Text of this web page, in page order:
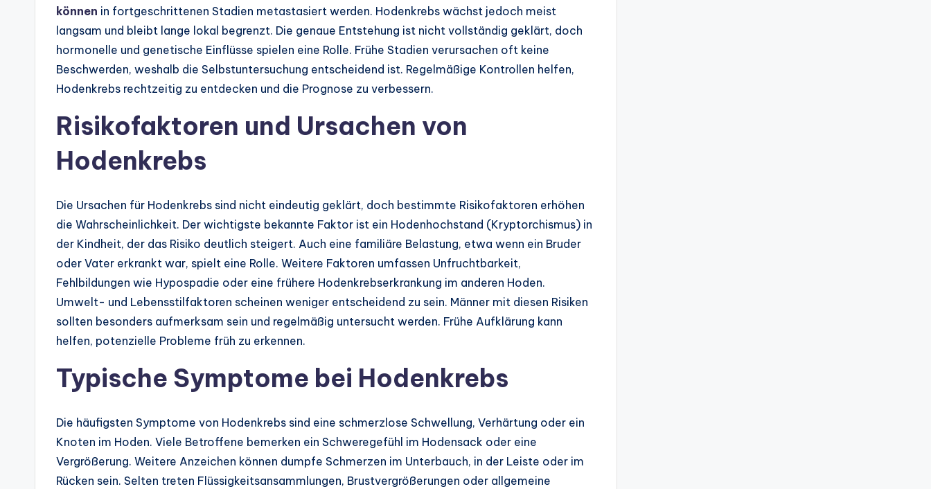
können in fortgeschrittenen Stadien metastasiert werden. Hodenkrebs wächst jedoch meist
langsam und bleibt lange lokal begrenzt. Die genaue Entstehung ist nicht vollständig geklärt, doch
hormonelle und genetische Einflüsse spielen eine Rolle. Frühe Stadien verursachen oft keine
Beschwerden, weshalb die Selbstuntersuchung entscheidend ist. Regelmäßige Kontrollen helfen,
Hodenkrebs rechtzeitig zu entdecken und die Prognose zu verbessern.
Risikofaktoren und Ursachen von
Hodenkrebs
Die Ursachen für Hodenkrebs sind nicht eindeutig geklärt, doch bestimmte Risikofaktoren erhöhen
die Wahrscheinlichkeit. Der wichtigste bekannte Faktor ist ein Hodenhochstand (Kryptorchismus) in
der Kindheit, der das Risiko deutlich steigert. Auch eine familiäre Belastung, etwa wenn ein Bruder
oder Vater erkrankt war, spielt eine Rolle. Weitere Faktoren umfassen Unfruchtbarkeit,
Fehlbildungen wie Hypospadie oder eine frühere Hodenkrebserkrankung im anderen Hoden.
Umwelt- und Lebensstilfaktoren scheinen weniger entscheidend zu sein. Männer mit diesen Risiken
sollten besonders aufmerksam sein und regelmäßig untersucht werden. Frühe Aufklärung kann
helfen, potenzielle Probleme früh zu erkennen.
Typische Symptome bei Hodenkrebs
Die häufigsten Symptome von Hodenkrebs sind eine schmerzlose Schwellung, Verhärtung oder ein
Knoten im Hoden. Viele Betroffene bemerken ein Schweregefühl im Hodensack oder eine
Vergrößerung. Weitere Anzeichen können dumpfe Schmerzen im Unterbauch, in der Leiste oder im
Rücken sein. Selten treten Flüssigkeitsansammlungen, Brustvergrößerungen oder allgemeine